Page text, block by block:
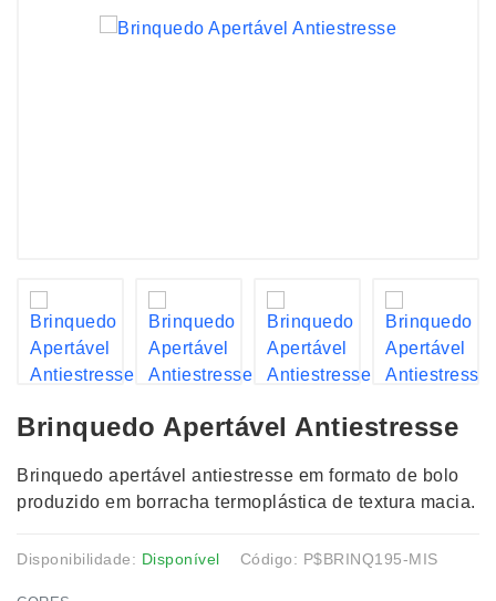
Brinquedo Apertável Antiestresse
Brinquedo apertável antiestresse em formato de bolo
produzido em borracha termoplástica de textura macia.
Disponibilidade: Disponível Código: P$BRINQ195-MIS